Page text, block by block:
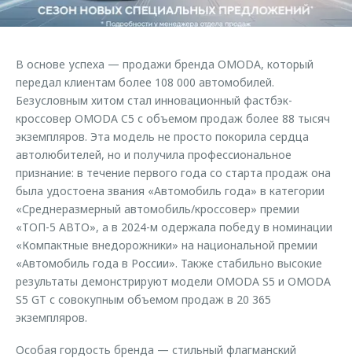
Страхование
Аксессуары
Одежда и сувениры
Оригинальные аксессуары
Запчасти
Трейд-ин
Калькулятор трейд-ин
Клиентская поддержка
Клуб владельцев OMODA
Приложение O&J
Аксессуары
Одежда и сувениры
Оригинальные аксессуары
Запчасти
Обратная связь
В основе успеха — продажи бренда OMODA, который
передал клиентам более 108 000 автомобилей.
Безусловным хитом стал инновационный фастбэк-
кроссовер OMODA C5 с объемом продаж более 88 тысяч
экземпляров. Эта модель не просто покорила сердца
автолюбителей, но и получила профессиональное
признание: в течение первого года со старта продаж она
была удостоена звания «Автомобиль года» в категории
«Среднеразмерный автомобиль/кроссовер» премии
«ТОП-5 АВТО», а в 2024-м одержала победу в номинации
«Компактные внедорожники» на национальной премии
«Автомобиль года в России». Также стабильно высокие
результаты демонстрируют модели OMODA S5 и OMODA
S5 GT с совокупным объемом продаж в 20 365
экземпляров.
Особая гордость бренда — стильный флагманский